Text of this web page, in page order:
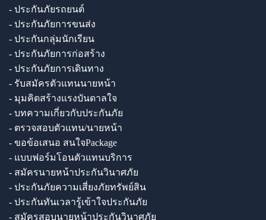
- ประกันภัยรถยนต์
- ประกันภัยการขนส่ง
- ประกันกลุ่มนักเรียน
- ประกันภัยการก่อสร้าง
- ประกันภัยการเดินทาง
- รับสมัครตัวแทนนายหน้า
- มุมคิดสร้างแรงบันดาลใจ
- บทความเกี่ยวกับประกันภัย
- ตรวจสอบตัวแทน/นายหน้า
- ขอข้อเสนอ สนใจPackage
- แบบฟอร์มโอนตัวแทนบริการ
- สมัครนายหน้าประกันวินาศภัย
- ประกันภัยความเสี่ยงภัยทรัพย์สิน
- ประกันทันเวลารู้เข้าใจประกันภัย
- สมัครสอบนายหน้าประกันวินาศภัย